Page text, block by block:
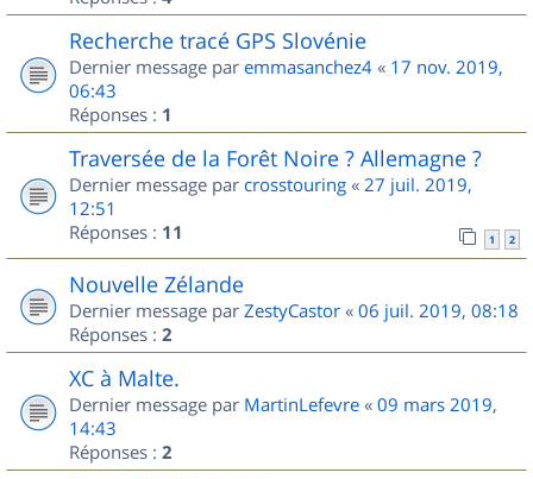
Recherche tracé GPS Slovénie
Dernier message par emmasanchez4 « 17 nov. 2019,
06:43
Réponses : 1
Traversée de la Forêt Noire ? Allemagne ?
Dernier message par crosstouring « 27 juil. 2019,
12:51
Réponses : 11 1 2
Nouvelle Zélande
Dernier message par ZestyCastor « 06 juil. 2019, 08:18
Réponses : 2
XC à Malte.
Dernier message par MartinLefevre « 09 mars 2019,
14:43
Réponses : 2